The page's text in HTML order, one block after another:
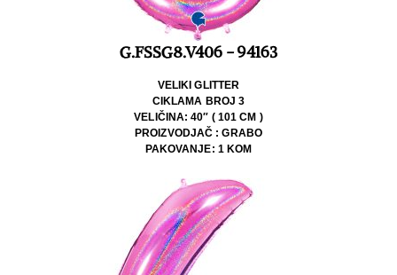
G.FSSG8.V406 - 94163
VELIKI GLITTER
CIKLAMA BROJ 3
VELIČINA: 40″ ( 101 CM )
PROIZVODJAČ : GRABO
PAKOVANJE: 1 KOM